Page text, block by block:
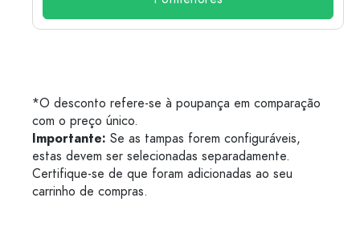
*O desconto refere-se à poupança em comparação
com o preço único.
Importante: Se as tampas forem configuráveis,
estas devem ser selecionadas separadamente.
Certifique-se de que foram adicionadas ao seu
carrinho de compras.